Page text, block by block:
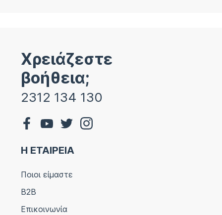
Χρειάζεστε
βοήθεια;
2312 134 130
Η ΕΤΑΙΡΕΙΑ
Ποιοι είμαστε
B2B
Επικοινωνία